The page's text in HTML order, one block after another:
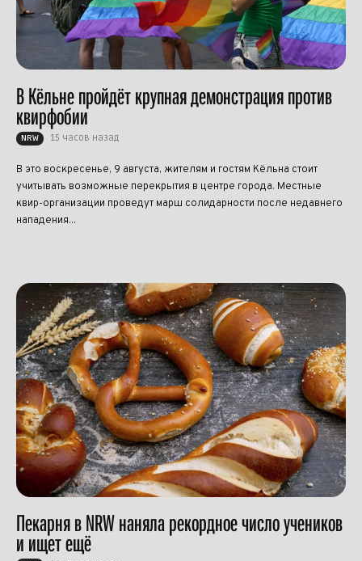
В Кёльне пройдёт крупная демонстрация против
квирфобии
NRW 15 часов назад
В это воскресенье, 9 августа, жителям и гостям Кёльна стоит
учитывать возможные перекрытия в центре города. Местные
квир-организации проведут марш солидарности после недавнего
нападения...
Пекарня в NRW наняла рекордное число учеников
и ищет ещё